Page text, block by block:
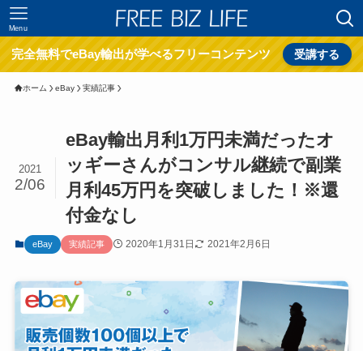
Menu
完全無料でeBay輸出が学べるフリーコンテンツ 受講する
ホーム eBay 実績記事
eBay輸出月利1万円未満だったオ
ッギーさんがコンサル継続で副業
月利45万円を突破しました！※還
付金なし
2021
2/06
eBay 実績記事 2020年1月31日 2021年2月6日